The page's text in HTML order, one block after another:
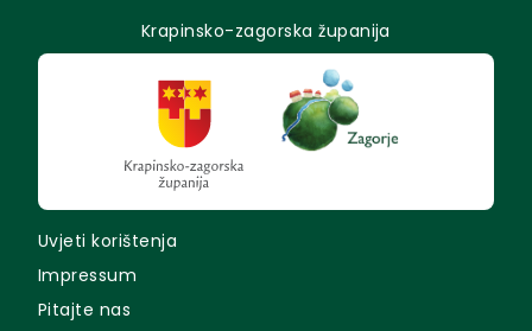
Krapinsko-zagorska županija
Uvjeti korištenja
Impressum
Pitajte nas